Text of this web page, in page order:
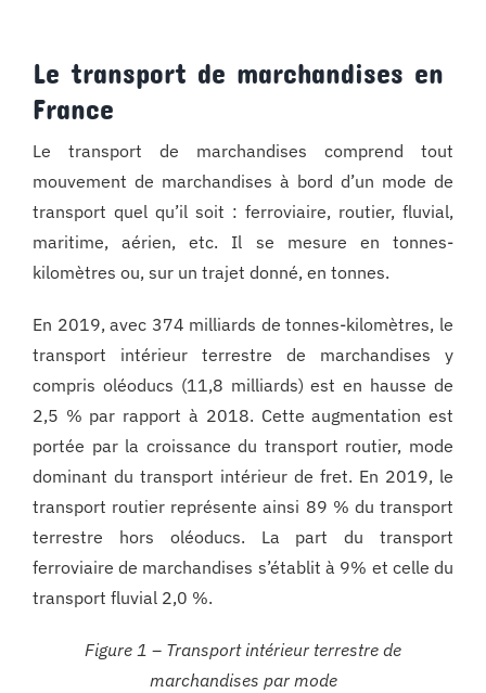
Le transport de marchandises en
France
Le transport de marchandises comprend tout
mouvement de marchandises à bord d’un mode de
transport quel qu’il soit : ferroviaire, routier, fluvial,
maritime, aérien, etc. Il se mesure en tonnes-
kilomètres ou, sur un trajet donné, en tonnes.
En 2019, avec 374 milliards de tonnes-kilomètres, le
transport intérieur terrestre de marchandises y
compris oléoducs (11,8 milliards) est en hausse de
2,5 % par rapport à 2018. Cette augmentation est
portée par la croissance du transport routier, mode
dominant du transport intérieur de fret. En 2019, le
transport routier représente ainsi 89 % du transport
terrestre hors oléoducs. La part du transport
ferroviaire de marchandises s’établit à 9% et celle du
transport fluvial 2,0 %.
Figure 1 – Transport intérieur terrestre de
marchandises par mode